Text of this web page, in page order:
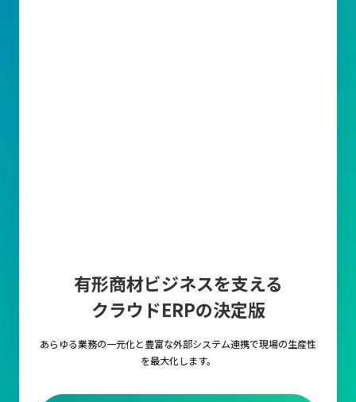
有形商材ビジネスを支える
クラウドERPの決定版
あらゆる業務の一元化と豊富な外部システム連携で現場の生産性
を最大化します。